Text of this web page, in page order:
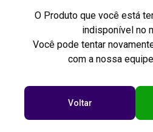
O Produto que você está
indisponível no
Você pode tentar
com a nossa
Voltar